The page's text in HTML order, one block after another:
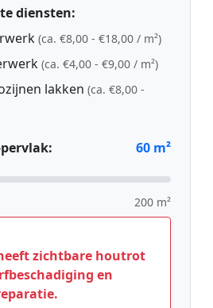
diensten:
(ca. €8,00 - €18,00 / m²)
(ca. €4,00 - €9,00 / m²)
lakken (ca. €8,00 -
60 m²
200 m²
zichtbare houtrot
en